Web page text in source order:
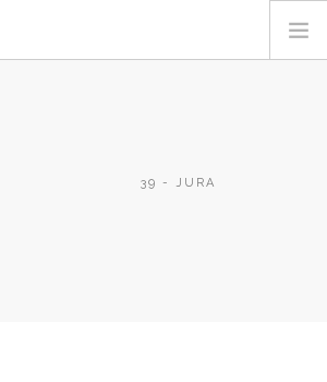
39 - JURA